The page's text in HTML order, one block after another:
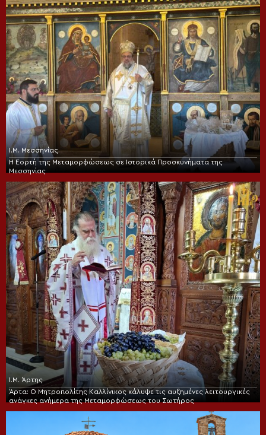
Ι.Μ. Μεσσηνίας
Η Εορτή της Μεταμορφώσεως σε Ιστορικά Προσκυνήματα της
Μεσσηνίας
Ι.Μ. Άρτης
Άρτα: Ο Μητροπολίτης Καλλίνικος κάλυψε τις αυξημένες λειτουργικές
ανάγκες ανήμερα της Μεταμορφώσεως του Σωτήρος